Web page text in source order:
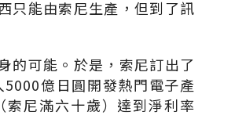
只能由索尼生產，但到了訊
的可能。於是，索尼訂出了
億日圓開發熱門電子產
尼滿六十歲）達到淨利率